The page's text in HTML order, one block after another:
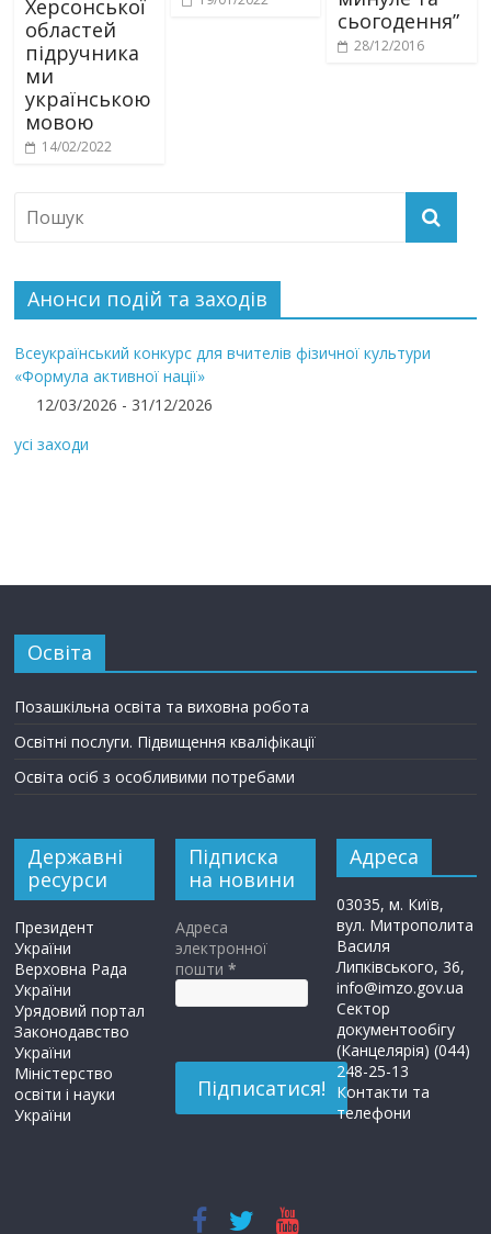
Херсонської
областей
підручника
ми
українською
мовою
14/02/2022
сьогодення”
28/12/2016
Анонси подій та заходів
Всеукраїнський конкурс для вчителів фізичної культури
«Формула активної нації»
12/03/2026 - 31/12/2026
усі заходи
Освіта
Позашкільна освіта та виховна робота
Освітні послуги. Підвищення кваліфікації
Освіта осіб з особливими потребами
Державні
ресурси
Президент
України
Верховна Рада
України
Урядовий портал
Законодавство
України
Міністерство
освіти і науки
України
Підписка
на новини
Адреса
электронної
пошти*
Адреса
03035, м. Київ,
вул. Митрополита
Василя
Липківського, 36,
info@imzo.gov.ua
Сектор
документообігу
(Канцелярія) (044)
248-25-13
Контакти та
телефони